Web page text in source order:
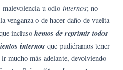
malevolencia u odio internos; no
venganza o de hacer daño de vuelta
incluso hemos de reprimir todos
internos que pudiéramos tener
mucho más adelante, devolviendo